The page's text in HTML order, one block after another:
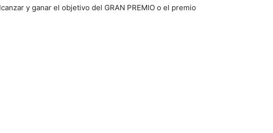
y ganar el objetivo del GRAN PREMIO o el premio